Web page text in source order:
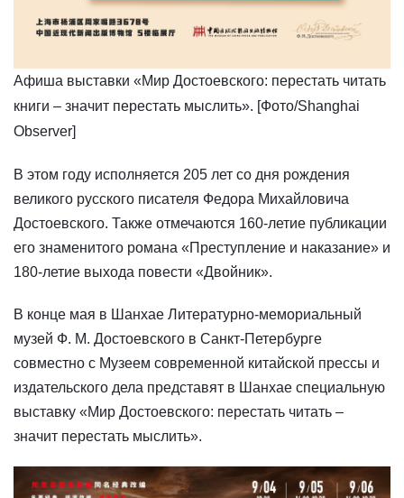
Афиша выставки «Мир Достоевского: перестать читать
книги – значит перестать мыслить». [Фото/Shanghai
Observer]
​В этом году исполняется 205 лет со дня рождения
великого русского писателя Федора Михайловича
Достоевского. Также отмечаются 160-летие публикации
его знаменитого романа «Преступление и наказание» и
180-летие выхода повести «Двойник».
В конце мая в Шанхае Литературно-мемориальный
музей Ф. М. Достоевского в Санкт-Петербурге
совместно с Музеем современной китайской прессы и
издательского дела представят в Шанхае специальную
выставку «Мир Достоевского: перестать читать –
значит перестать мыслить».